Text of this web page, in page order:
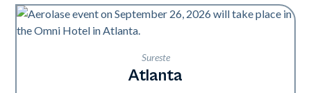
Sureste
Atlanta